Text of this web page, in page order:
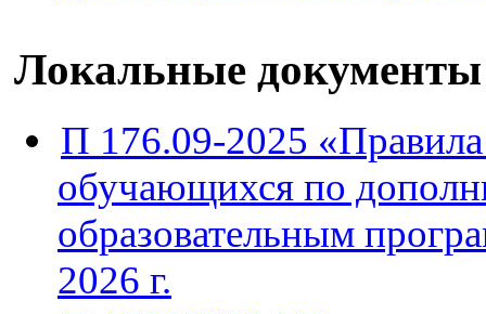
Локальные документы
П 176.09-2025
обучающихся по
образовательным
2026 г.